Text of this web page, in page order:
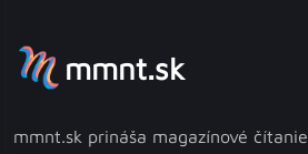
mmnt.sk
mmnt.sk prináša magazínové čítanie